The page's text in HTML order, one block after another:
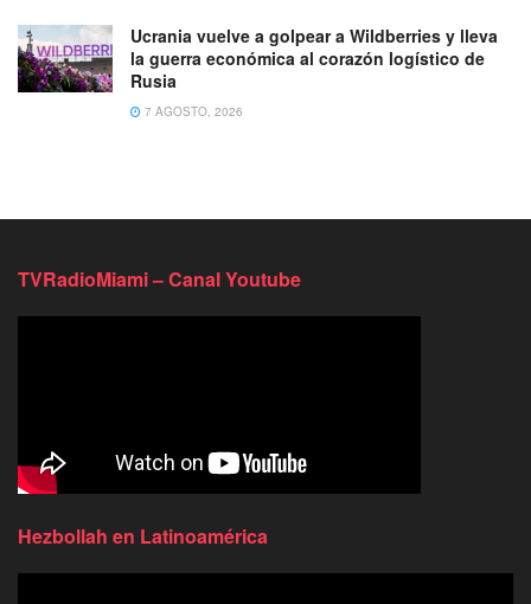
Ucrania vuelve a golpear a Wildberries y lleva
la guerra económica al corazón logístico de
Rusia
7 AGOSTO, 2026
TVRadioMiami – Canal Youtube
Hezbollah en Latinoamérica